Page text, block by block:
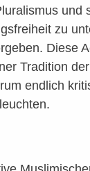
und
zu
Diese
Tradition
endlich